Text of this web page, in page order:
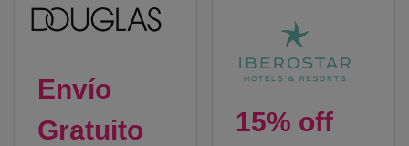
Envío
Gratuito
15% off